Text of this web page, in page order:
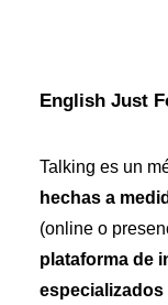
English Just
Talking es un
hechas a
(online o
plataforma de
especializados